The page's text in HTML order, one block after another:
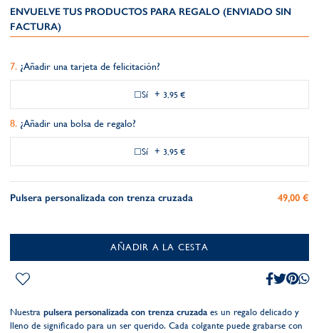
ENVUELVE TUS PRODUCTOS PARA REGALO (ENVIADO SIN
FACTURA)
¿Añadir una tarjeta de felicitación?
Sí + 3,95 €
¿Añadir una bolsa de regalo?
Sí + 3,95 €
Pulsera personalizada con trenza cruzada 49,00 €
AÑADIR A LA CESTA
Nuestra pulsera personalizada con trenza cruzadaes un regalo delicado y
lleno de significado para un ser querido. Cada colgante puede grabarse con